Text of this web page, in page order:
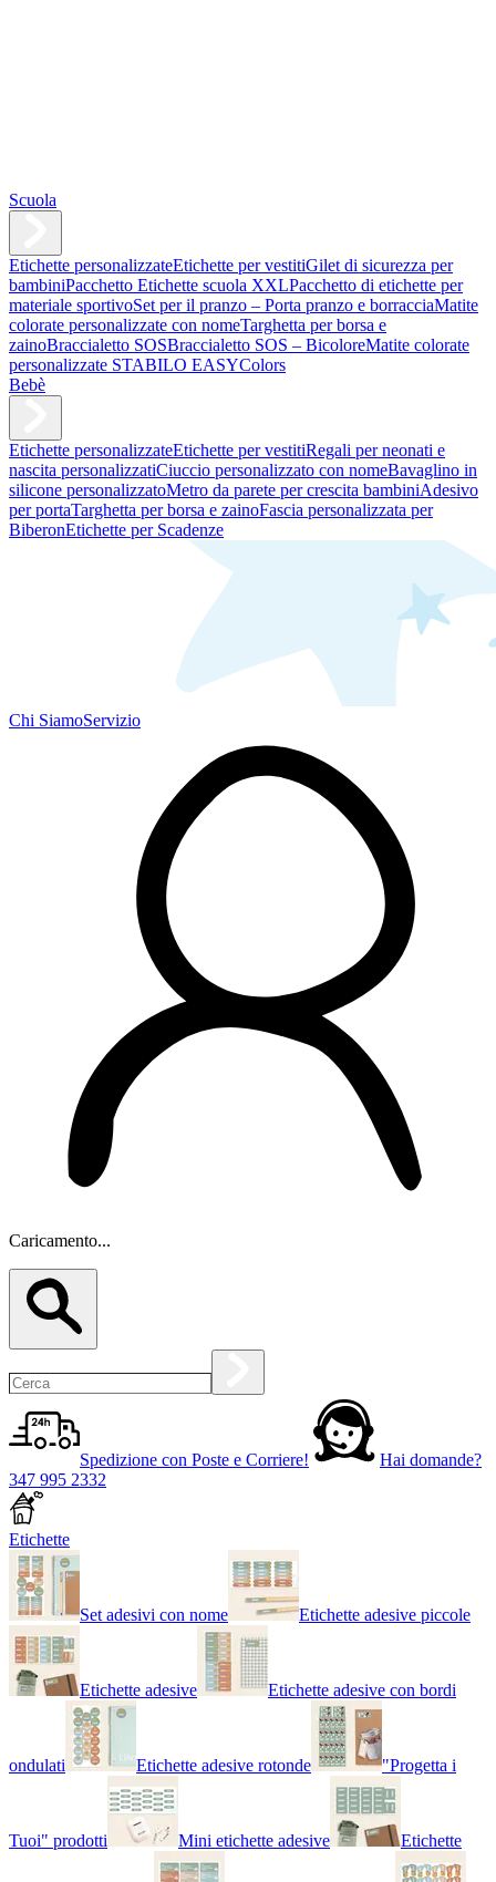
Scuola
Etichette personalizzateEtichette per vestitiGilet di sicurezza per
bambiniPacchetto Etichette scuola XXLPacchetto di etichette per
materiale sportivoSet per il pranzo – Porta pranzo e borracciaMatite
colorate personalizzate con nomeTarghetta per borsa e
zainoBraccialetto SOSBraccialetto SOS – BicoloreMatite colorate
personalizzate STABILO EASYColors
Bebè
Etichette personalizzateEtichette per vestitiRegali per neonati e
nascita personalizzatiCiuccio personalizzato con nomeBavaglino in
silicone personalizzatoMetro da parete per crescita bambiniAdesivo
per portaTarghetta per borsa e zainoFascia personalizzata per
BiberonEtichette per Scadenze
Chi SiamoServizio
Caricamento...
Spedizione con Poste e Corriere!
Hai domande?
347 995 2332
Etichette
Set adesivi con nome Etichette adesive piccole
Etichette adesive Etichette adesive con bordi
ondulati Etichette adesive rotonde "Progetta i
Tuoi" prodotti Mini etichette adesive Etichette